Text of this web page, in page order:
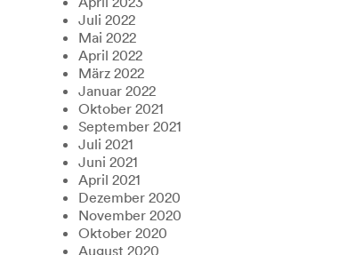
Juli 2022
Mai 2022
April 2022
März 2022
Januar 2022
Oktober 2021
September 2021
Juli 2021
Juni 2021
April 2021
Dezember 2020
November 2020
Oktober 2020
August 2020